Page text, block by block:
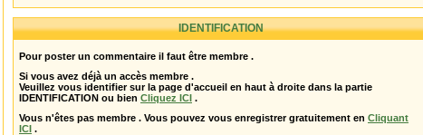
IDENTIFICATION
Pour poster un commentaire il faut être membre .
Si vous avez déjà un accès membre .
Veuillez vous identifier sur la page d'accueil en haut à droite dans la partie
IDENTIFICATION ou bien Cliquez ICI .
Vous n'êtes pas membre . Vous pouvez vous enregistrer gratuitement en Cliquant
ICI .